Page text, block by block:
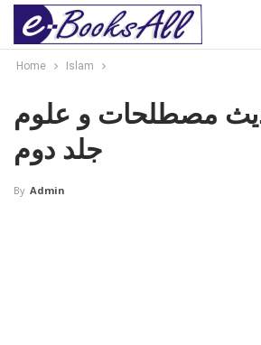
Home Islam
مصطلحات و علوم
جلد دوم
By Admin